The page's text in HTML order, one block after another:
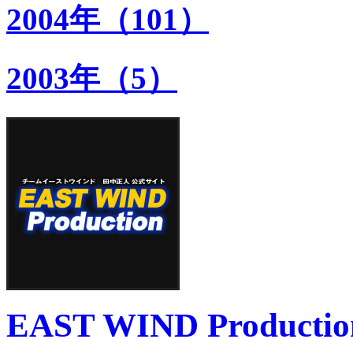
2004年（101）
2003年（5）
EAST WIND